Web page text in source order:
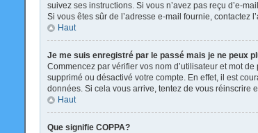
suivez ses instructions. Si vous n’avez pas reçu d’e-
Si vous êtes sûr de l’adresse e-mail fournie, contactez
Haut
Je me suis enregistré par le passé mais je ne peux
Commencez par vérifier vos nom d’utilisateur et mot
supprimé ou désactivé votre compte. En effet, il est
données. Si cela vous arrive, tentez de vous réinscrire
Haut
Que signifie COPPA?